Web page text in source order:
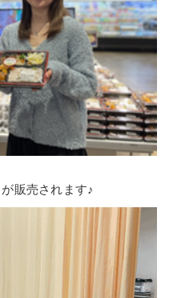
販売されます♪